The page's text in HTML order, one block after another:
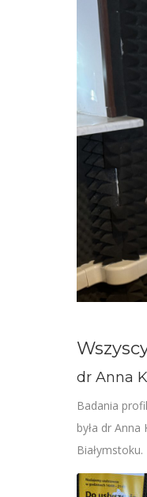
dr Anna
Badania
była dr
Białymstoku.